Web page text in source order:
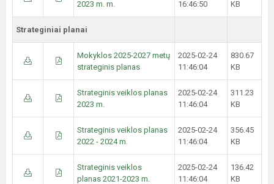
2023 m. m.
16:46:50
KB
Strateginiai planai
Mokyklos 2025-2027 metų
strateginis planas
2025-02-24
11:46:04
830.67
KB
Strateginis veiklos planas
2023 m.
2025-02-24
11:46:04
311.23
KB
Strateginis veiklos planas
2022 - 2024 m.
2025-02-24
11:46:04
356.45
KB
Strateginis veiklos
planas 2021-2023 m.
2025-02-24
11:46:04
136.42
KB